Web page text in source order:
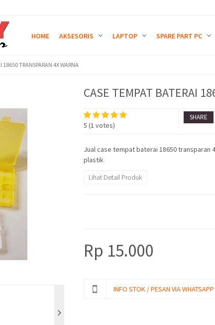
HOME AKSESORIS LAPTOP SPARE PART PC
18650 TRANSPARAN 4X WARNA
CASE TEMPAT BATERAI
5 (1 votes)
SHARE
Jual case tempat baterai 18650 transparan
plastik
Lihat Detail Produk
Rp 15.000
INFO STOK / PESAN VIA WHATSAPP